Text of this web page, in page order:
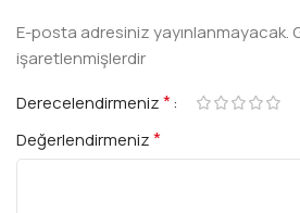
E-posta adresiniz yayınlanmayacak.
işaretlenmişlerdir
Derecelendirmeniz*
Değerlendirmeniz*